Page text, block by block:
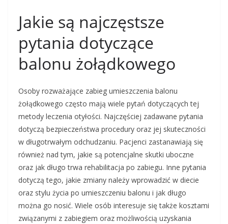
Jakie są najczęstsze
pytania dotyczące
balonu żołądkowego
Osoby rozważające zabieg umieszczenia balonu
żołądkowego często mają wiele pytań dotyczących tej
metody leczenia otyłości. Najczęściej zadawane pytania
dotyczą bezpieczeństwa procedury oraz jej skuteczności
w długotrwałym odchudzaniu. Pacjenci zastanawiają się
również nad tym, jakie są potencjalne skutki uboczne
oraz jak długo trwa rehabilitacja po zabiegu. Inne pytania
dotyczą tego, jakie zmiany należy wprowadzić w diecie
oraz stylu życia po umieszczeniu balonu i jak długo
można go nosić. Wiele osób interesuje się także kosztami
związanymi z zabiegiem oraz możliwością uzyskania